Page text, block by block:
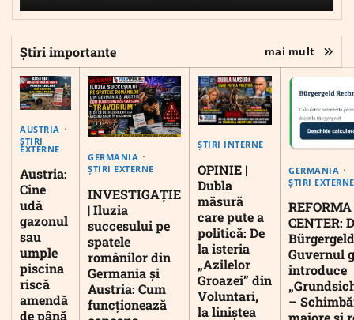
Știri importante mai mult
AUSTRIA
ȘTIRI
EXTERNE
Austria:
Cine
udă
gazonul
sau
umple
piscina
riscă
amendă
de până
GERMANIA
ȘTIRI EXTERNE
INVESTIGAȚIE
| Iluzia
succesului pe
spatele
românilor din
Germania și
Austria: Cum
funcționează
ȘTIRI INTERNE
OPINIE |
Dubla
măsură
care pute a
politică: De
la isteria
„Azilelor
Groazei” din
Voluntari,
la liniștea
GERMANIA
ȘTIRI EXTERNE
CENTER:
Guvernul
introduce
–